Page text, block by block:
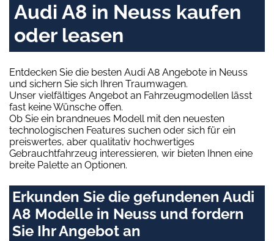
Audi A8 in Neuss kaufen
oder leasen
Entdecken Sie die besten Audi A8 Angebote in Neuss
und sichern Sie sich Ihren Traumwagen.
Unser vielfältiges Angebot an Fahrzeugmodellen lässt
fast keine Wünsche offen.
Ob Sie ein brandneues Modell mit den neuesten
technologischen Features suchen oder sich für ein
preiswertes, aber qualitativ hochwertiges
Gebrauchtfahrzeug interessieren, wir bieten Ihnen eine
breite Palette an Optionen.
Erkunden Sie die gefundenen Audi
A8 Modelle in Neuss und fordern
Sie Ihr Angebot an